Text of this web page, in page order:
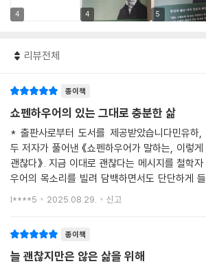
4 4 5
리뷰전체
종이책
쇼펜하우어의 있는 그대로 충분한 삶
* 출판사로부터 도서를 제공받았습니다민유하,
두 저자가 풀어낸 《쇼펜하우어가 말하는, 이렇게
괜찮다》. 지금 이대로 괜찮다는 메시지를 철학
우어의 목소리를 빌려 담백하면서도 단단하게
다.쇼펜하우어의 난해한 문장을 오늘의 언어로
l****5 2025.08.29. 신고
종이책
늘 괜찮지만은 않은 삶을 위해